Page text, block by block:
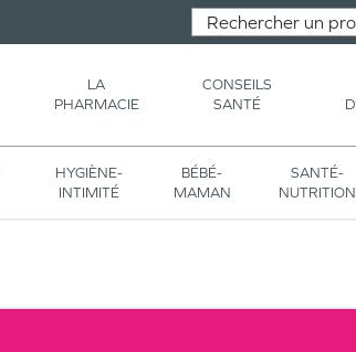
LA
PHARMACIE
CONSEILS
SANTÉ
HYGIÈNE-
INTIMITÉ
BÉBÉ-
MAMAN
SANTÉ-
NUTRITION